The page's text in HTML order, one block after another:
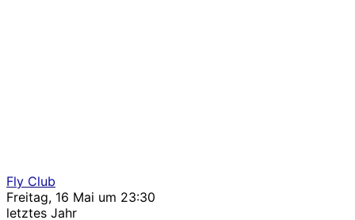
Fly Club
Freitag, 16 Mai um 23:30
letztes Jahr